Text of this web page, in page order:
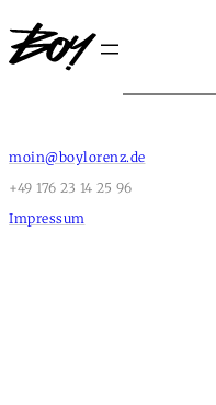
moin@boylorenz.de
+49 176 23 14 25 96
Impressum